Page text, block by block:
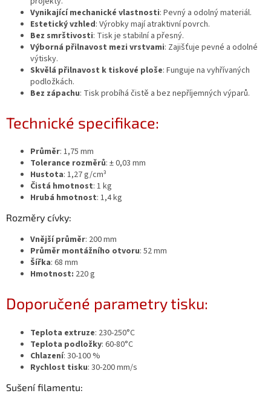
Vynikající mechanické vlastnosti: Pevný a odolný materiál.
Estetický vzhled: Výrobky mají atraktivní povrch.
Bez smrštivosti: Tisk je stabilní a přesný.
Výborná přilnavost mezi vrstvami: Zajišťuje pevné a odolné
výtisky.
Skvělá přilnavost k tiskové ploše: Funguje na vyhřívaných
podložkách.
Bez zápachu: Tisk probíhá čistě a bez nepříjemných výparů.
Technické specifikace:
Průměr: 1,75 mm
Tolerance rozměrů: ± 0,03 mm
Hustota: 1,27 g/cm³
Čistá hmotnost: 1 kg
Hrubá hmotnost: 1,4 kg
Rozměry cívky:
Vnější průměr: 200 mm
Průměr montážního otvoru: 52 mm
Šířka: 68 mm
Hmotnost: 220 g
Doporučené parametry tisku:
Teplota extruze: 230-250°C
Teplota podložky: 60-80°C
Chlazení: 30-100 %
Rychlost tisku: 30-200 mm/s
Sušení filamentu: